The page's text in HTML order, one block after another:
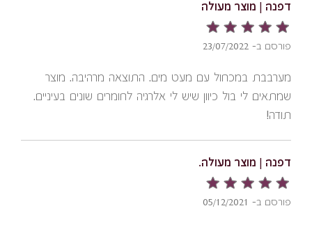
דפנה | מוצר מעולה
פורסם ב- 23/07/2022
מערבבת במכחול עם מעט מים. התוצאה מרהיבה. מוצר
שמתאים לי בול כיוון שיש לי אלרגיה לחומרים שונים בעיניים.
תודה!
דפנה | מוצר מעולה.
פורסם ב- 05/12/2021